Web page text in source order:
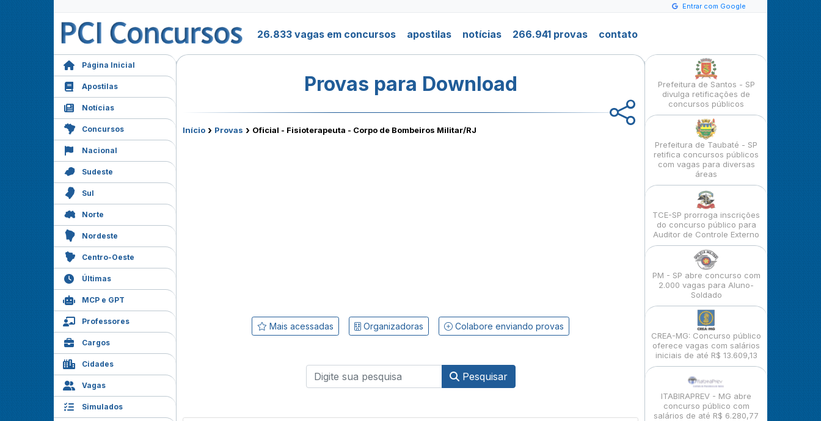
Entrar com Google
26.833 vagas em concursos apostilas notícias 266.941 provas contato
Página Inicial
Apostilas
Notícias
Concursos
Nacional
Sudeste
Sul
Norte
Nordeste
Centro-Oeste
Últimas
MCP e GPT
Professores
Cargos
Cidades
Vagas
Simulados
Provas para Download
Início › Provas › Oficial - Fisioterapeuta - Corpo de Bombeiros Militar/RJ
Mais acessadas Organizadoras Colabore enviando provas
Pesquisar
Prefeitura de Santos - SP
divulga retificações de
concursos públicos
Prefeitura de Taubaté - SP
retifica concursos públicos
com vagas para diversas
áreas
TCE-SP prorroga inscrições
do concurso público para
Auditor de Controle Externo
PM - SP abre concurso com
2.000 vagas para Aluno-
Soldado
CREA-MG: Concurso público
oferece vagas com salários
iniciais de até R$ 13.609,13
ITABIRAPREV - MG abre
concurso público com
salários de até R$ 6.280,77